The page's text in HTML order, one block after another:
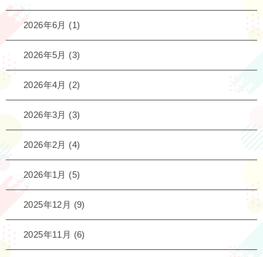
2026年6月 (1)
2026年5月 (3)
2026年4月 (2)
2026年3月 (3)
2026年2月 (4)
2026年1月 (5)
2025年12月 (9)
2025年11月 (6)